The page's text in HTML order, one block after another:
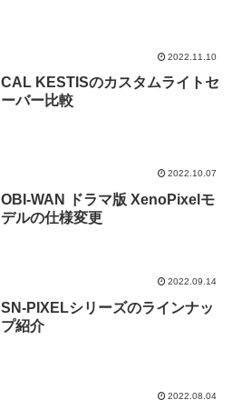
2022.11.10
CAL KESTISのカスタムライトセ
ーバー比較
2022.10.07
OBI-WAN ドラマ版 XenoPixelモ
デルの仕様変更
2022.09.14
SN-PIXELシリーズのラインナッ
プ紹介
2022.08.04